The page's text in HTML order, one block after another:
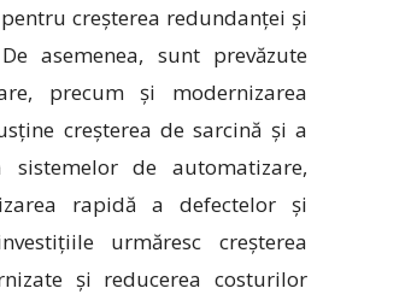
creșterea redundanței și
asemenea, sunt prevăzute
precum și modernizarea
creșterea de sarcină și a
de automatizare,
rapidă a defectelor și
urmăresc creșterea
și reducerea costurilor